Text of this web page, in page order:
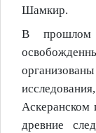
Шамкир.
В прошлом
Аскеранском
древние